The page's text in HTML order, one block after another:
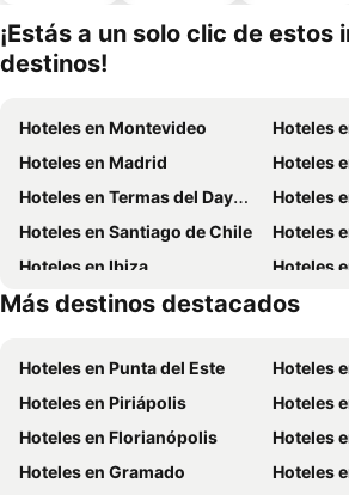
¡Estás a un solo clic de estos
destinos!
Hoteles en Montevideo
Hoteles
Hoteles en Madrid
Hoteles
Hoteles en Termas del Dayman
Hoteles
Hoteles en Santiago de Chile
Hoteles
Hoteles en Ibiza
Hoteles
Hoteles en Isla de Miconos
Hoteles
Más destinos destacados
Hoteles en Punta del Este
Hoteles en
Hoteles en Piriápolis
Hoteles
Hoteles en Florianópolis
Hoteles
Hoteles en Gramado
Hoteles